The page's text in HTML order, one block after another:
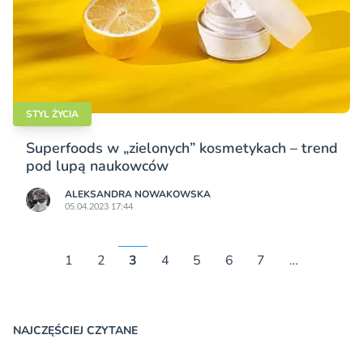
STYL ŻYCIA
Superfoods w „zielonych” kosmetykach – trend
pod lupą naukowców
ALEKSANDRA NOWAKOWSKA
05.04.2023 17:44
1 2 3 4 5 6 7 …
NAJCZĘŚCIEJ CZYTANE